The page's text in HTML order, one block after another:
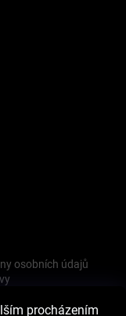
procházením
osobních údajů